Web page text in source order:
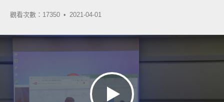
觀看次數：17350 • 2021-04-01